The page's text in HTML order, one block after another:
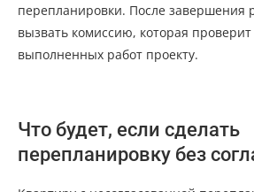
перепланировки. После завершения
вызвать комиссию, которая проверит
выполненных работ проекту.
Что будет, если сделать
перепланировку без